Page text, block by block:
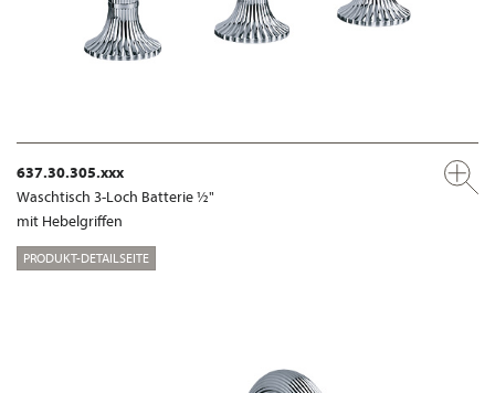
637.30.305.xxx
Waschtisch 3-Loch Batterie ½"
mit Hebelgriffen
PRODUKT-DETAILSEITE